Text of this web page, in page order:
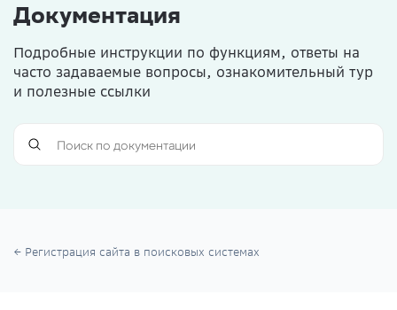
Документация
Подробные инструкции по функциям, ответы на
часто задаваемые вопросы, ознакомительный тур
и полезные ссылки
Регистрация сайта в поисковых системах